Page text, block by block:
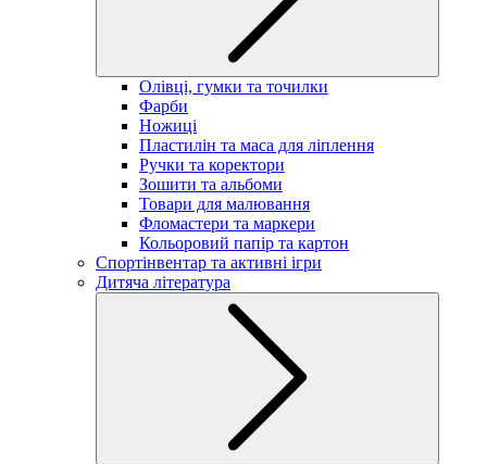
Олівці, гумки та точилки
Фарби
Ножиці
Пластилін та маса для ліплення
Ручки та коректори
Зошити та альбоми
Товари для малювання
Фломастери та маркери
Кольоровий папір та картон
Спортінвентар та активні ігри
Дитяча література